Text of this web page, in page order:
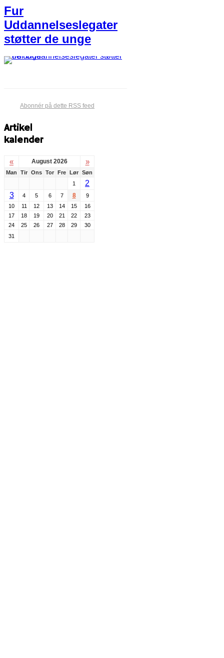
Fur
Uddannelseslegater
støtter de unge
Abonnér på dette RSS feed
Artikel
kalender
« August 2026 »
Man Tir Ons Tor Fre Lør Søn
1
2
3
4 5 6 7 8
9
10
11 12 13 14 15
16
17
18 19 20 21 22
23
24
25 26 27 28 29
30
31